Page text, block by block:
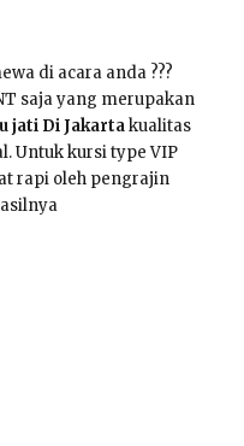
di acara anda ???
saja yang merupakan
jati Di Jakartakualitas
Untuk kursi type VIP
rapi oleh pengrajin